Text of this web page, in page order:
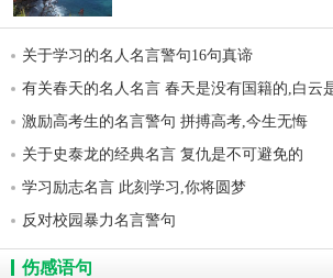
关于学习的名人名言警句16句真谛
有关春天的名人名言 春天是没有国籍的,白云
激励高考生的名言警句 拼搏高考,今生无悔
关于史泰龙的经典名言 复仇是不可避免的
学习励志名言 此刻学习,你将圆梦
反对校园暴力名言警句
伤感语句